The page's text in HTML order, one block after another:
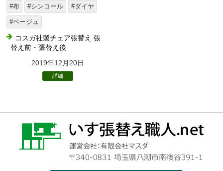
#布 #シンコール #ダイヤ
#ベージュ
コスガ社製チェア張替え 張
替え前・張替え後
2019年12月20日
詳細